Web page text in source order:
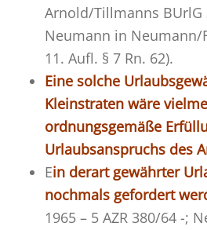
Arnold/Tillmanns BUrlG
Neumann in Neumann/
11. Aufl. § 7 Rn. 62).
Eine solche
Kleinstraten wäre
ordnungsgemäße
Urlaubsanspruchs des
Ein derart gewährter
nochmals gefordert
1965 – 5 AZR 380/64 -;